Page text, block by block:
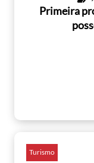
Primeira
Turismo